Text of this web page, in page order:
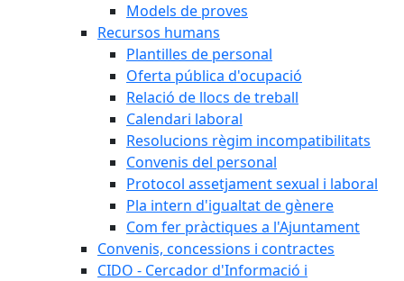
Models de proves
Recursos humans
Plantilles de personal
Oferta pública d'ocupació
Relació de llocs de treball
Calendari laboral
Resolucions règim incompatibilitats
Convenis del personal
Protocol assetjament sexual i laboral
Pla intern d'igualtat de gènere
Com fer pràctiques a l'Ajuntament
Convenis, concessions i contractes
CIDO - Cercador d'Informació i